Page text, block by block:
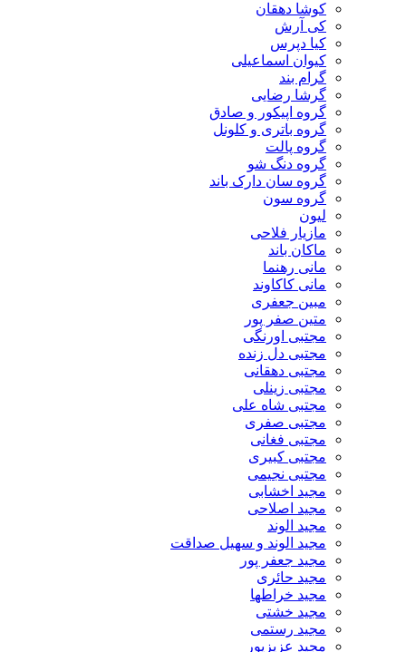
کوشا دهقان
کی آرش
کیا دپرس
کیوان اسماعیلی
گرام بند
گرشا رضایی
گروه اپیکور و صادق
گروه باتری و کلونل
گروه پالت
گروه دنگ شو
گروه سان دارک باند
گروه سون
لیون
مازیار فلاحی
ماکان باند
مانی رهنما
مانی کاکاوند
مبین جعفری
متین صفر پور
مجتبی اورنگی
مجتبی دل زنده
مجتبی دهقانی
مجتبی زینلی
مجتبی شاه علی
مجتبی صفری
مجتبی فغانی
مجتبی کبیری
مجتبی نجیمی
مجید اخشابی
مجید اصلاحی
مجید الوند‎
مجید الوند و سهیل صداقت
مجید جعفر پور
مجید حائری
مجید خراطها
مجید خشتی
مجید رستمی
مجید عزیزپور